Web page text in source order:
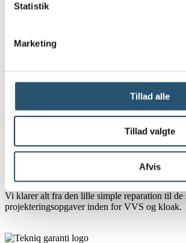
Statistik
Marketing
Tillad alle
Tillad valgte
Afvis
Vi tilbyder vores kunder VVS døgnservice, og
Er du interesseret
høre fra dig. Du sender din ansøgning til
og er desuden velkommen til at kontakte os på
Akut VVS Danmark er en af de flittigste
landet der arbejder hele døgnet. Vi er ikke
leverer altid et solidt arbejde på alle tider af
Vi klarer alt fra den lille simple reparation til de
projekteringsopgaver inden for VVS og kloak.